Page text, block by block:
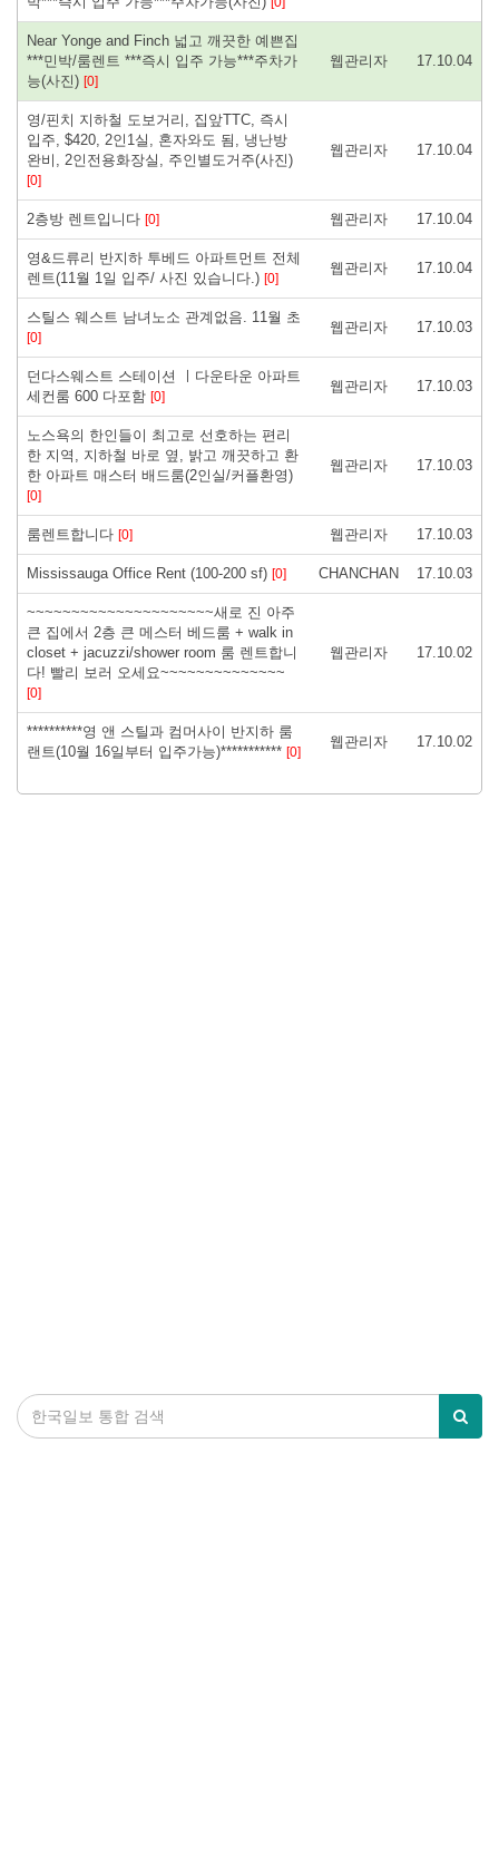
Near Yonge and Finch 넓고 깨끗한 예쁜집
***민박/룸렌트 ***즉시 입주 가능***주차가
능(사진) [0]
웹관리자 17.10.04
영/핀치 지하철 도보거리, 집앞TTC, 즉시
입주, $420, 2인1실, 혼자와도 됨, 냉난방
완비, 2인전용화장실, 주인별도거주(사진)
[0]
웹관리자 17.10.04
2층방 렌트입니다 [0] 웹관리자 17.10.04
영&드류리 반지하 투베드 아파트먼트 전체
렌트(11월 1일 입주/ 사진 있습니다.) [0]
웹관리자 17.10.04
스틸스 웨스트 남녀노소 관계없음. 11월 초
[0]
웹관리자 17.10.03
던다스웨스트 스테이션 ㅣ다운타운 아파트
세컨룸 600 다포함 [0]
웹관리자 17.10.03
노스욕의 한인들이 최고로 선호하는 편리
한 지역, 지하철 바로 옆, 밝고 깨끗하고 환
한 아파트 매스터 배드룸(2인실/커플환영)
[0]
웹관리자 17.10.03
룸렌트합니다 [0] 웹관리자 17.10.03
Mississauga Office Rent (100-200 sf) [0] CHANCHAN 17.10.03
~~~~~~~~~~~~~~~~~~~~~새로 진 아주
큰 집에서 2층 큰 메스터 베드룸 + walk in
closet + jacuzzi/shower room 룸 렌트합니
다! 빨리 보러 오세요~~~~~~~~~~~~~~
[0]
웹관리자 17.10.02
**********영 앤 스틸과 컴머사이 반지하 룸
랜트(10월 16일부터 입주가능)*********** [0]
웹관리자 17.10.02